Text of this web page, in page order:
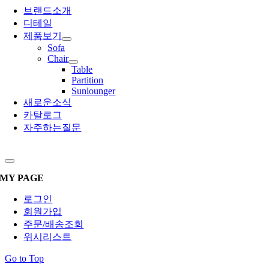
브랜드소개
디테일
제품보기
Sofa
Chair
Table
Partition
Sunlounger
새로운소식
카탈로그
자주하는질문
MY PAGE
로그인
회원가입
주문/배송조회
위시리스트
Go to Top